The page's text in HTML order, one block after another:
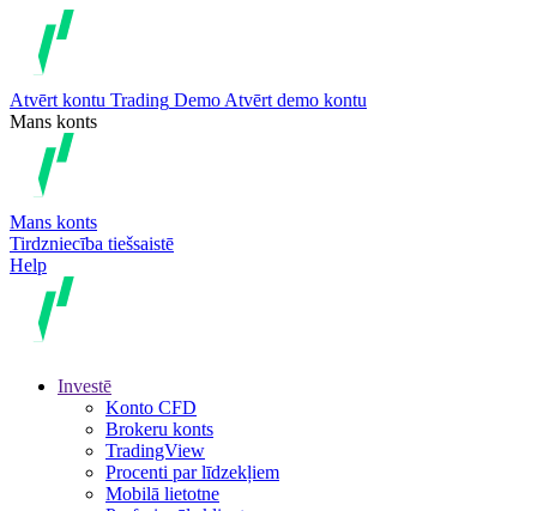
Atvērt kontu Trading Demo Atvērt demo kontu
Mans konts
Mans konts
Tirdzniecība tiešsaistē
Help
Investē
Konto CFD
Brokeru konts
TradingView
Procenti par līdzekļiem
Mobilā lietotne